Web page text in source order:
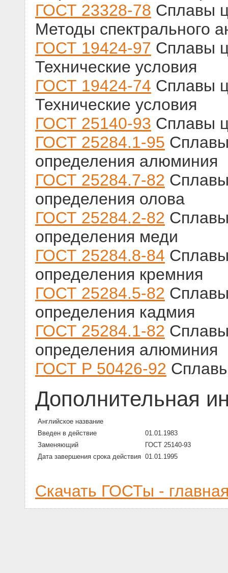
ГОСТ 23328-78 Сплавы
Методы спектрального
ГОСТ 19424-97 Сплавы
Технические условия
ГОСТ 19424-74 Сплавы
Технические условия
ГОСТ 25140-93 Сплавы
ГОСТ 25284.1-95
определения алюминия
ГОСТ 25284.7-82
определения олова
ГОСТ 25284.2-82
определения меди
ГОСТ 25284.8-84
определения кремния
ГОСТ 25284.5-82
определения кадмия
ГОСТ 25284.1-82
определения алюминия
ГОСТ Р 50426-92
Дополнительная
Английское название
Введен в действие
01.01.1983
Заменяющий
ГОСТ 25140-93
Дата завершения срока действия 01.01.1995
Скачать ГОСТы -